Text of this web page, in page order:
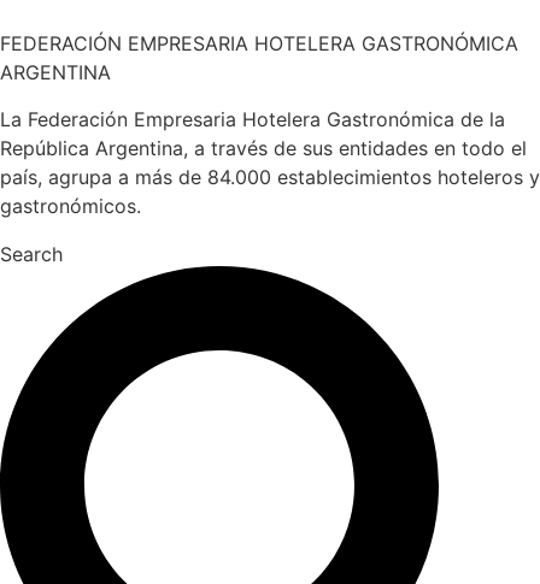
FEDERACIÓN EMPRESARIA HOTELERA GASTRONÓMICA
ARGENTINA
La Federación Empresaria Hotelera Gastronómica de la
República Argentina, a través de sus entidades en todo el
país, agrupa a más de 84.000 establecimientos hoteleros y
gastronómicos.
Search